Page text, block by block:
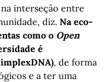
interseção entre
diz. Na eco-
como o Open
é
, de forma
e a ter uma